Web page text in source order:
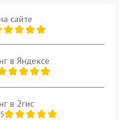
сайте
в Яндексе
в 2гис